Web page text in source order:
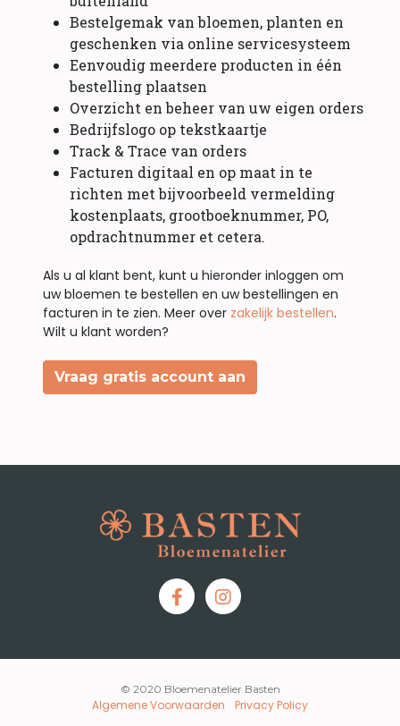
Bestelgemak van bloemen, planten en
geschenken via online servicesysteem
Eenvoudig meerdere producten in één
bestelling plaatsen
Overzicht en beheer van uw eigen orders
Bedrijfslogo op tekstkaartje
Track & Trace van orders
Facturen digitaal en op maat in te
richten met bijvoorbeeld vermelding
kostenplaats, grootboeknummer, PO,
opdrachtnummer et cetera.
Als u al klant bent, kunt u hieronder inloggen om
uw bloemen te bestellen en uw bestellingen en
facturen in te zien. Meer over zakelijk bestellen.
Wilt u klant worden?
Vraag gratis account aan
© 2020 Bloemenatelier Basten
Algemene Voorwaarden Privacy Policy